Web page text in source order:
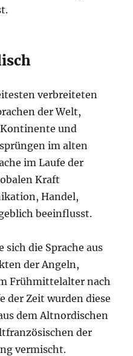
verbreiteten
der Welt,
und
im alten
im Laufe der
Kraft
Handel,
beeinflusst.
die Sprache aus
der Angeln,
Frühmittelalter nach
der Zeit wurden diese
dem Altnordischen
der
vermischt.